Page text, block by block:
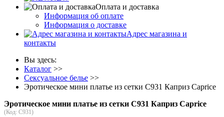
Оплата и доставка
Информация об оплате
Информация о доставке
Адрес магазина и
контакты
Вы здесь:
Каталог >>
Сексуальное белье >>
Эротическое мини платье из сетки C931 Каприз Caprice
Эротическое мини платье из сетки C931 Каприз Caprice
(Код: С931)